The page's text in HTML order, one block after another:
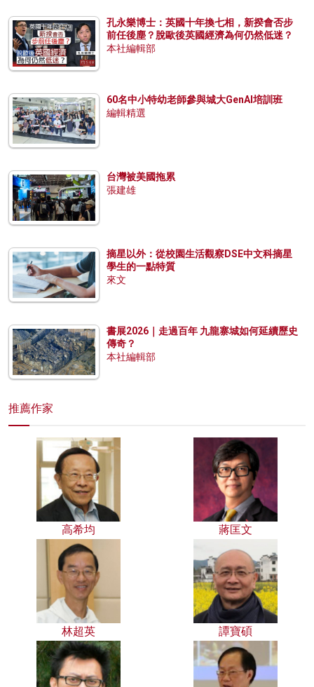
孔永樂博士：英國十年換七相，新揆會否步
前任後塵？脫歐後英國經濟為何仍然低迷？
本社編輯部
60名中小特幼老師參與城大GenAI培訓班
編輯精選
台灣被美國拖累
張建雄
摘星以外：從校園生活觀察DSE中文科摘星
學生的一點特質
來文
書展2026｜走過百年 九龍寨城如何延續歷史
傳奇？
本社編輯部
推薦作家
高希均 蔣匡文
林超英 譚寶碩